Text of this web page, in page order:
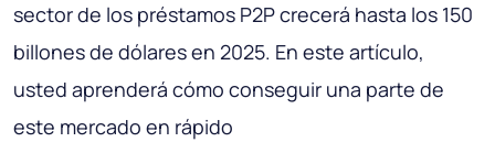
sector de los préstamos P2P crecerá hasta los 150
billones de dólares en 2025. En este artículo,
usted aprenderá cómo conseguir una parte de
este mercado en rápido